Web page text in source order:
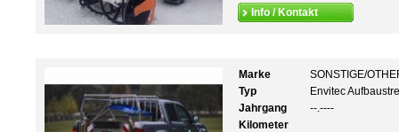
Info / Kontakt
Marke
SONSTIGE/
Typ
Envitec
Jahrgang
--.----
Kilometer